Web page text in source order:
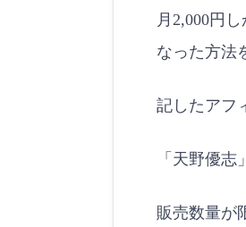
月2,000円
なった方法
記したアフ
「天野優
販売数量が